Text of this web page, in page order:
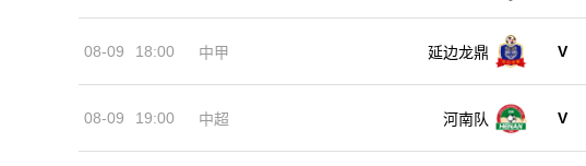
08-09 18:00 中甲 延边龙鼎 V
08-09 19:00 中超 河南队 V